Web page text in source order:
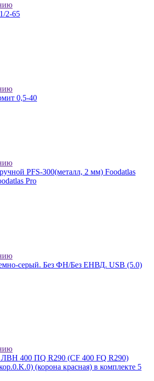
2-65
0,5-40
PFS-300(металл, 2 мм) Foodatlas
Pro
серый. Без ФН/Без ЕНВД. USB (5.0)
400 ПQ R290 (СF 400 FQ R290)
(корона красная) в комплекте 5